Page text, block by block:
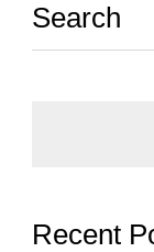
Search
Recent